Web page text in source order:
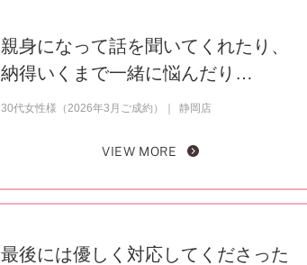
親身になって話を聞いてくれたり、
納得いくまで一緒に悩んだり…
30代女性様（2026年3月ご成約） 静岡店
VIEW MORE
最後には優しく対応してくださった